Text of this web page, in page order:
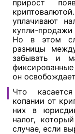
прирост
уплачивают
купли-
Но в этом
разницы
забывать и
он
Что
копании от
них в
налог,
случае, если